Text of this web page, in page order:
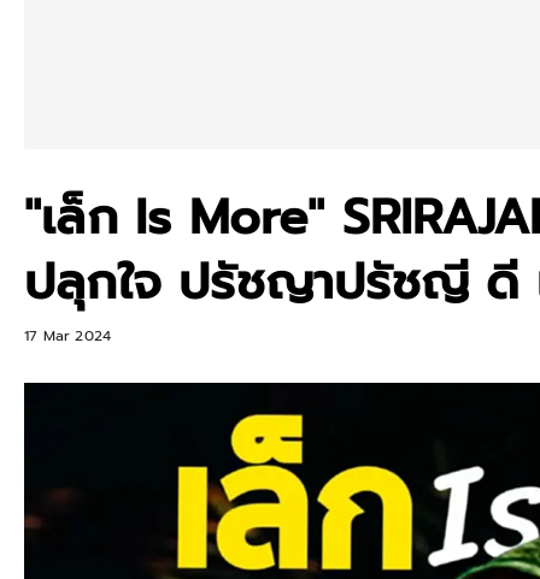
"เล็ก Is More"
ปลุกใจ ปรัชญาปรัชญี ดี
17 Mar 2024